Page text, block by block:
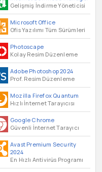
Gelişmiş İndirme Yöneticisi
Microsoft Office
Ofis Yazılımı Tüm Sürümleri
Photoscape
Kolay Resim Düzenleme
Adobe Photoshop 2024
Prof. Resim Düzenleme
Mozilla Firefox Quantum
Hızlı İnternet Tarayıcısı
Google Chrome
Güvenli İnternet Tarayıcı
Avast Premium Security
2024
En Hızlı Antivirüs Programı